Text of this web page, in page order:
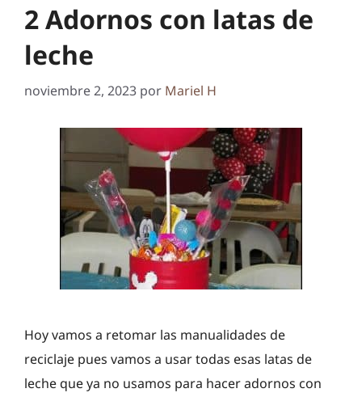
2 Adornos con latas de
leche
noviembre 2, 2023 por Mariel H
Hoy vamos a retomar las manualidades de
reciclaje pues vamos a usar todas esas latas de
leche que ya no usamos para hacer adornos con